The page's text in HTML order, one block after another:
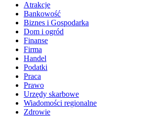
Atrakcje
Bankowość
Biznes i Gospodarka
Dom i ogród
Finanse
Firma
Handel
Podatki
Praca
Prawo
Urzędy skarbowe
Wiadomości regionalne
Zdrowie